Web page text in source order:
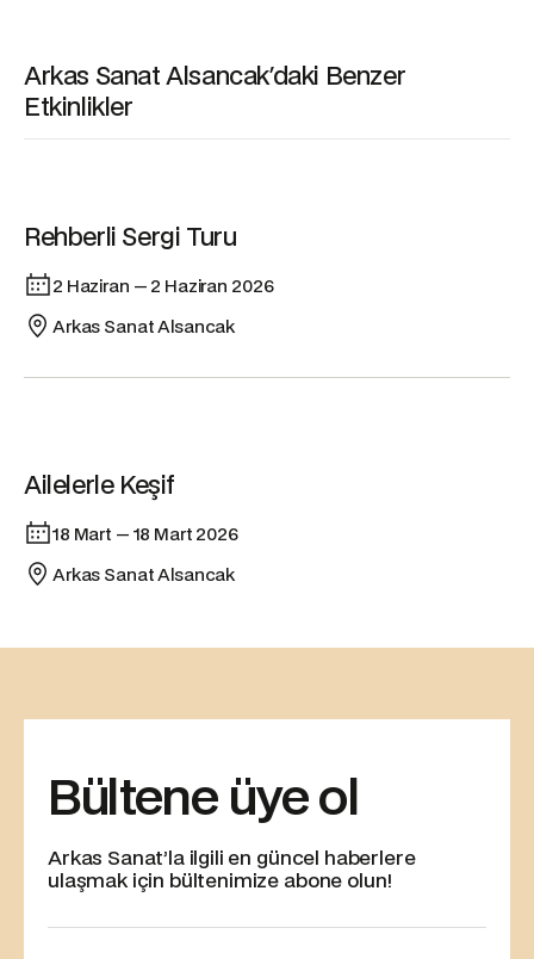
Arkas Sanat Alsancak'daki Benzer
Etkinlikler
Rehberli Sergi Turu
2 Haziran — 2 Haziran 2026
Arkas Sanat Alsancak
Ailelerle Keşif
18 Mart — 18 Mart 2026
Arkas Sanat Alsancak
Bültene üye ol
Arkas Sanat’la ilgili en güncel haberlere
ulaşmak için bültenimize abone olun!